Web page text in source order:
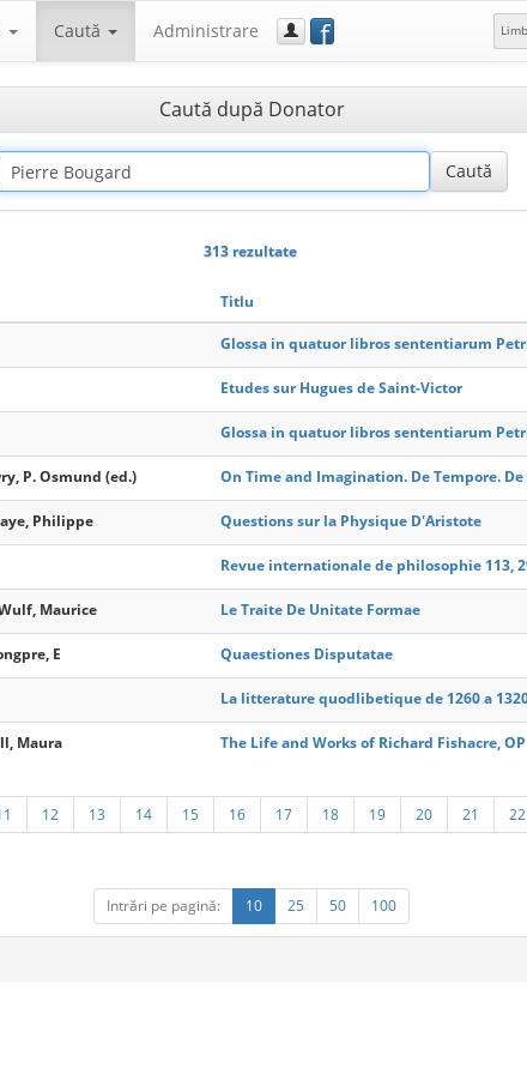
Caută Administrare f
Caută după Donator
313 rezultate
Titlu
Glossa in quatuor libros sententiarum
Etudes sur Hugues de Saint-Victor
Glossa in quatuor libros sententiarum
P. Osmund (ed.) On Time and Imagination. De Tempore.
Philippe Questions sur la Physique D'Aristote
Revue internationale de philosophie 113,
Maurice Le Traite De Unitate Formae
E Quaestiones Disputatae
La litterature quodlibetique de 1260 a
Maura The Life and Works of Richard Fishacre, OP
12 13 14 15 16 17 18 19 20 21 22
Intrări pe pagină: 10 25 50 100